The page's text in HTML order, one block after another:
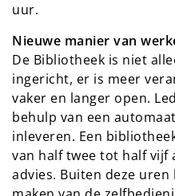
uur.
Nieuwe manier van
De Bibliotheek is niet
ingericht, er is meer
vaker en langer open.
behulp van een
inleveren. Een
van half twee tot half vijf
advies. Buiten deze